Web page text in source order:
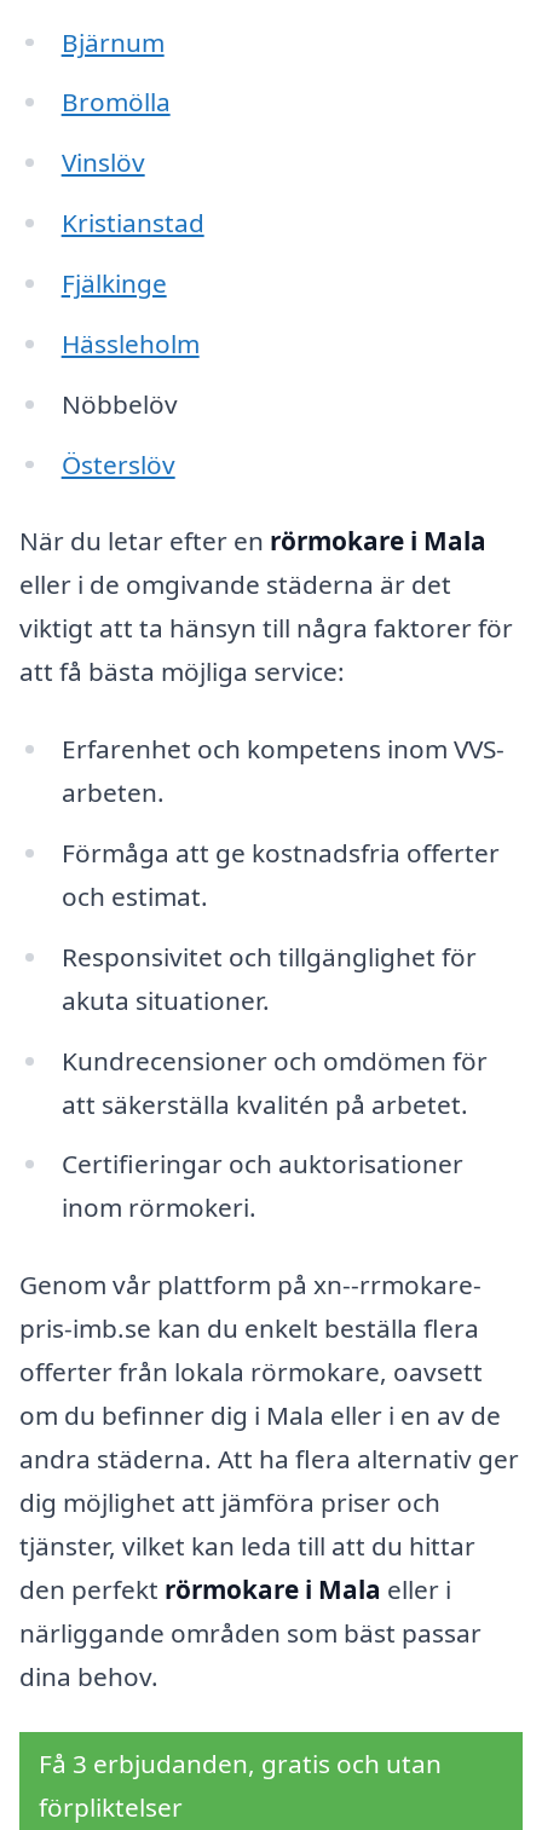
Bjärnum
Bromölla
Vinslöv
Kristianstad
Fjälkinge
Hässleholm
Nöbbelöv
Österslöv
När du letar efter en rörmokare i Mala
eller i de omgivande städerna är det
viktigt att ta hänsyn till några faktorer för
att få bästa möjliga service:
Erfarenhet och kompetens inom VVS-
arbeten.
Förmåga att ge kostnadsfria offerter
och estimat.
Responsivitet och tillgänglighet för
akuta situationer.
Kundrecensioner och omdömen för
att säkerställa kvalitén på arbetet.
Certifieringar och auktorisationer
inom rörmokeri.
Genom vår plattform på xn--rrmokare-
pris-imb.se kan du enkelt beställa flera
offerter från lokala rörmokare, oavsett
om du befinner dig i Mala eller i en av de
andra städerna. Att ha flera alternativ ger
dig möjlighet att jämföra priser och
tjänster, vilket kan leda till att du hittar
den perfekt rörmokare i Mala eller i
närliggande områden som bäst passar
dina behov.
Få 3 erbjudanden, gratis och utan
förpliktelser